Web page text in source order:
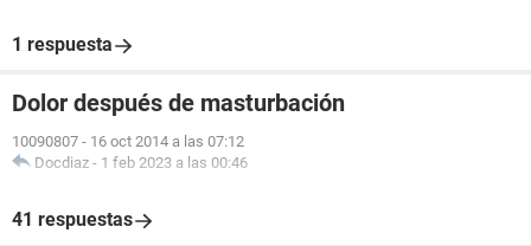
1 respuesta
Dolor después de masturbación
10090807 - 16 oct 2014 a las 07:12
Docdiaz - 1 feb 2023 a las 00:46
41 respuestas